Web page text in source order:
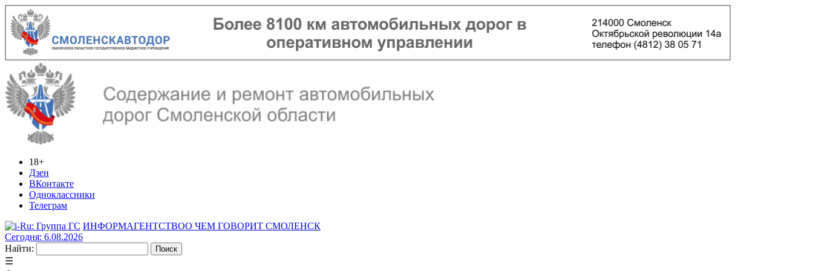
18+
Дзен
ВКонтакте
Одноклассники
Телеграм
ИНФОРМАГЕНТСТВОО ЧЕМ ГОВОРИТ СМОЛЕНСК
Сегодня: 6.08.2026
Найти:
☰